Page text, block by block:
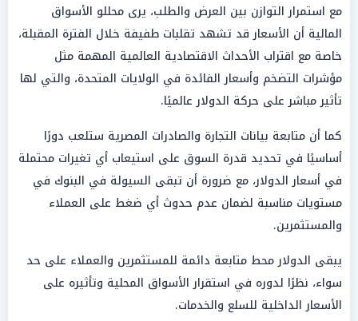
مع استمرار التوازن بين العرض والطلب، يرى محللو الأسواق
المالية أن الأسعار قد تشهد تقلبات طفيفة خلال الفترة المقبلة،
خاصة مع اقتراب الأحداث الاقتصادية العالمية المهمة مثل
مؤشرات التضخم وأسعار الفائدة في الولايات المتحدة، والتي لها
تأثير مباشر على حركة الدولار عالميًا.
كما أن متابعة بيانات التجارة والصادرات المصرية ستلعب دورًا
أساسيًا في تحديد قدرة السوق على استيعاب أي تغيرات محتملة
في أسعار الدولار، مع ضرورة أن تبقى السيولة في البنوك في
مستويات مناسبة لضمان عدم حدوث أي ضغط على العملاء
والمستثمرين.
يبقى الدولار محط متابعة دائمة للمستثمرين والعملاء على حد
سواء، نظرًا لدوره في استقرار الأسواق المحلية وتأثيره على
الأسعار الداخلية للسلع والخدمات.